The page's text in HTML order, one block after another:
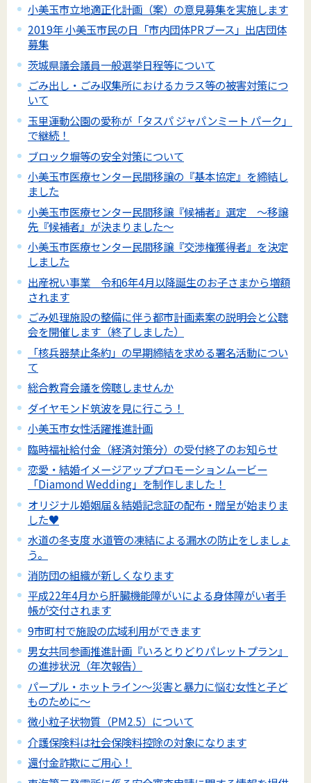
小美玉市立地適正化計画（案）の意見募集を実施します
2019年 小美玉市民の日「市内団体PRブース」出店団体
募集
茨城県議会議員一般選挙日程等について
ごみ出し・ごみ収集所におけるカラス等の被害対策につ
いて
玉里運動公園の愛称が「タスパ ジャパンミート パーク」
で継続！
ブロック塀等の安全対策について
小美玉市医療センター民間移譲の『基本協定』を締結し
ました
小美玉市医療センター民間移譲『候補者』選定 ～移譲
先『候補者』が決まりました～
小美玉市医療センター民間移譲『交渉権獲得者』を決定
しました
出産祝い事業 令和6年4月以降誕生のお子さまから増額
されます
ごみ処理施設の整備に伴う都市計画素案の説明会と公聴
会を開催します（終了しました）
「核兵器禁止条約」の早期締結を求める署名活動につい
て
総合教育会議を傍聴しませんか
ダイヤモンド筑波を見に行こう！
小美玉市女性活躍推進計画
臨時福祉給付金（経済対策分）の受付終了のお知らせ
恋愛・結婚イメージアッププロモーションムービー
「Diamond Wedding」を制作しました！
オリジナル婚姻届＆結婚記念証の配布・贈呈が始まりま
した♥
水道の冬支度 水道管の凍結による漏水の防止をしましょ
う。
消防団の組織が新しくなります
平成22年4月から肝臓機能障がいによる身体障がい者手
帳が交付されます
9市町村で施設の広域利用ができます
男女共同参画推進計画『いろとりどりパレットプラン』
の進捗状況（年次報告）
パープル・ホットライン～災害と暴力に悩む女性と子ど
ものために～
微小粒子状物質（PM2.5）について
介護保険料は社会保険料控除の対象になります
還付金詐欺にご用心！